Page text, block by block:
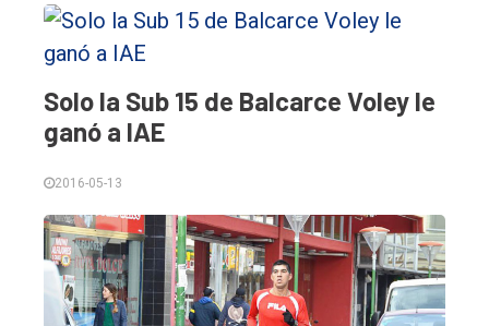
Empresa
Nosotros
Contacto
Solo la Sub 15 de Balcarce Voley le
ganó a IAE
2016-05-13